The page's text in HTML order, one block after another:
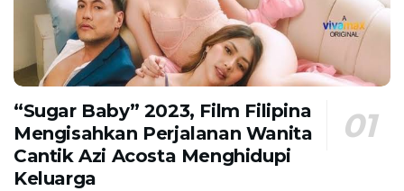
“Sugar Baby” 2023, Film Filipina
Mengisahkan Perjalanan Wanita
Cantik Azi Acosta Menghidupi
Keluarga